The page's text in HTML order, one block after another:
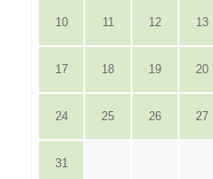
10 11 12 13
17 18 19 20
24 25 26 27
31